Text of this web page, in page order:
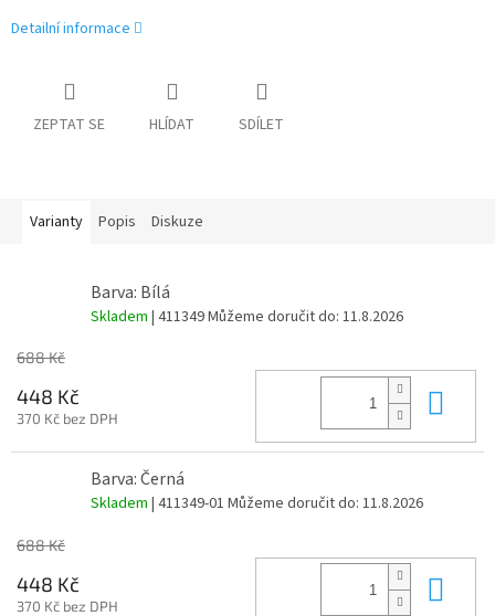
Detailní informace
ZEPTAT SE HLÍDAT SDÍLET
Varianty Popis Diskuze
Barva: Bílá
Skladem | 411349Můžeme doručit do: 11.8.2026
688 Kč
448 Kč
370 Kč bez DPH
Barva: Černá
Skladem | 411349-01 Můžeme doručit do: 11.8.2026
688 Kč
448 Kč
370 Kč bez DPH